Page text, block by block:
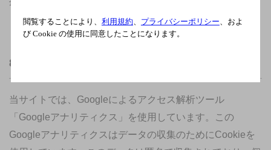
8. Googleアナリティクスの利用に関して
当サイトでは、Googleによるアクセス解析ツール
「Googleアナリティクス」を使用しています。この
Googleアナリティクスはデータの収集のためにCookieを
閲覧することにより、 利用規約 プライバシーポリシー 、およ
び Cookie の使用に同意したことになります。